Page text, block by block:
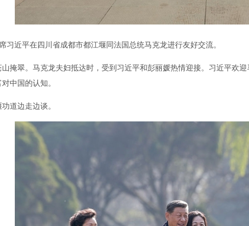
习近平在四川省成都市都江堰同法国总统马克龙进行友好交流。
掩翠。马克龙夫妇抵达时，受到习近平和彭丽媛热情迎接。习近平欢
中国的认知。
道边走边谈。